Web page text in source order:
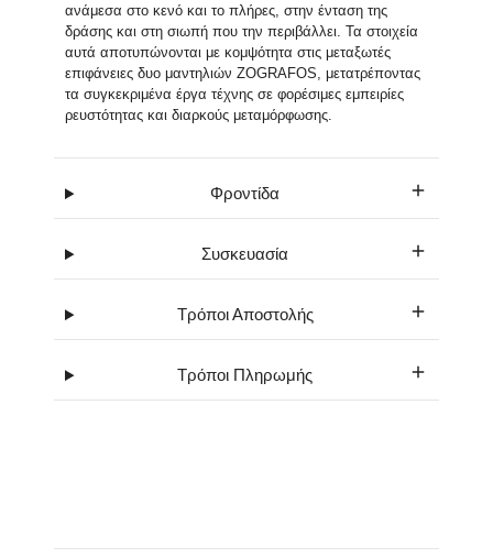
ανάμεσα στο κενό και το πλήρες, στην ένταση της
δράσης και στη σιωπή που την περιβάλλει. Τα στοιχεία
αυτά αποτυπώνονται με κομψότητα στις μεταξωτές
επιφάνειες δυο μαντηλιών ZOGRAFOS, μετατρέποντας
τα συγκεκριμένα έργα τέχνης σε φορέσιμες εμπειρίες
ρευστότητας και διαρκούς μεταμόρφωσης.
Φροντίδα
Συσκευασία
Τρόποι Αποστολής
Τρόποι Πληρωμής